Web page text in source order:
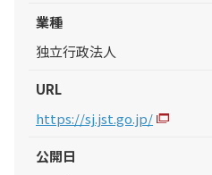
業種
独立行政法人
URL
https://sj.jst.go.jp/
公開日